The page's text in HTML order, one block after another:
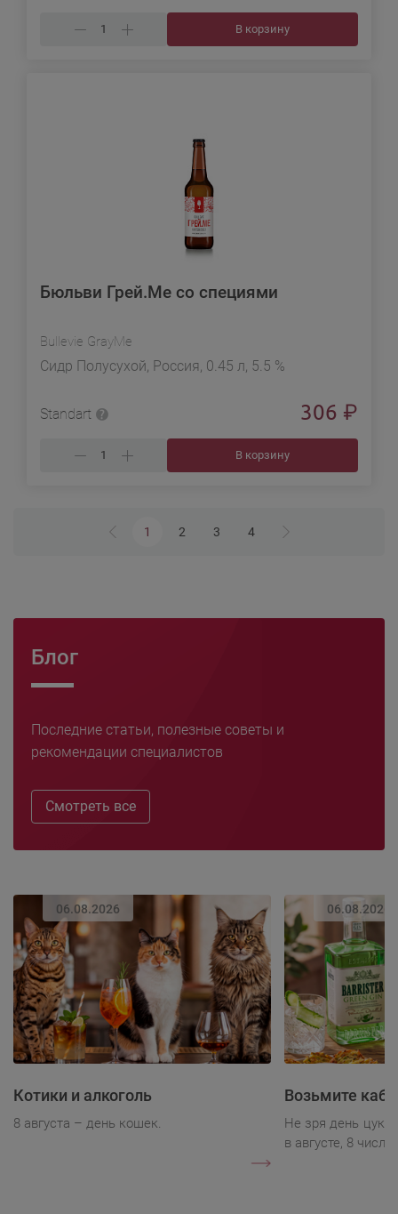
В корзину
Бюльви Грей.Ме со специями
Bullevie GrayMe
Сидр Полусухой, Россия, 0.45 л, 5.5 %
Standart 306 ₽
В корзину
1 2 3 4
Блог
Последние статьи, полезные советы и
рекомендации специалистов
Смотреть все
06.08.2026
Котики и алкоголь
8 августа – день кошек.
06.08.2026
Возьмите
Не зря день
в августе, 8 числа.